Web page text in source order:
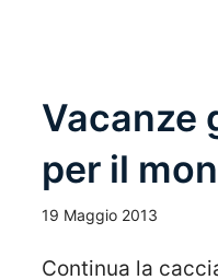
Vacanze
per il
19 Maggio 2013
Continua la